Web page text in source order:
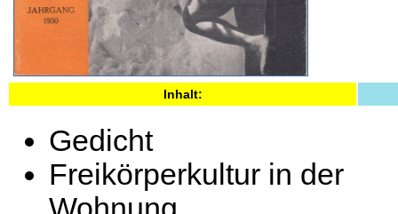
Inhalt:
Gedicht
Freikörperkultur in der